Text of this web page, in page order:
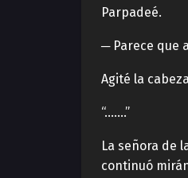
Parpadeé.
─ Parece que
Agité la
“…….”
La señora de
continuó